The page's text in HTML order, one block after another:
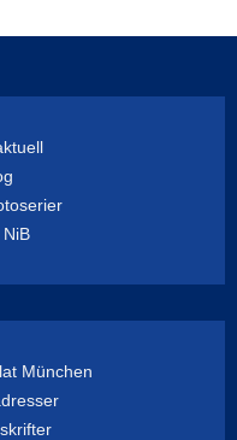
München